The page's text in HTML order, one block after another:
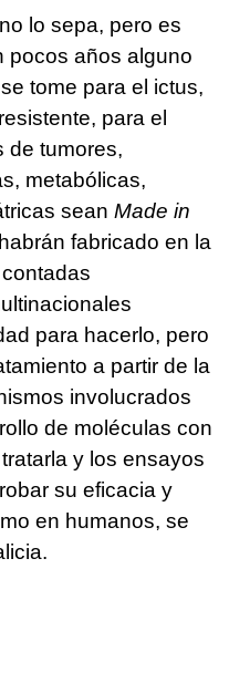
lo sepa, pero es
pocos años alguno
tome para el ictus,
para el
de tumores,
metabólicas,
sean Made in
fabricado en la
para hacerlo, pero
a partir de la
involucrados
de moléculas con
y los ensayos
su eficacia y
en humanos, se